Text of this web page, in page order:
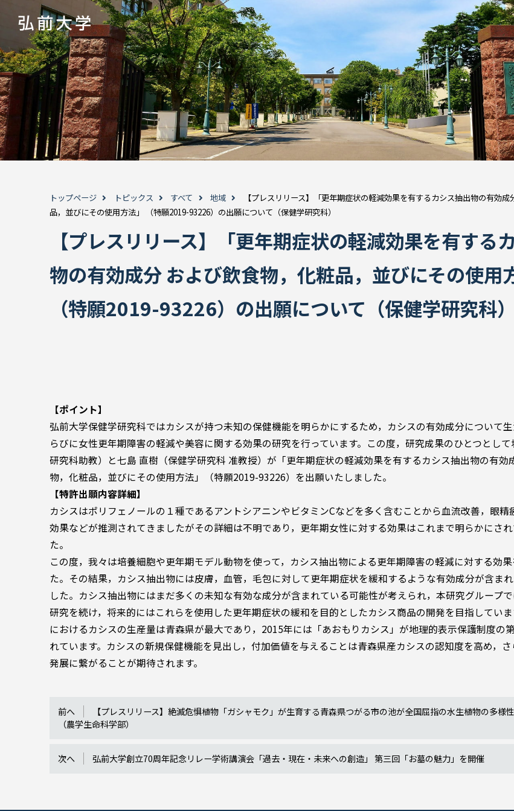
トップページ トピックス すべて 地域
【プレスリリース】「更年期症状の軽減効果を有するカシス抽出物の有効
品，並びにその使用方法」 （特願2019-93226）の出願について（保健学研究科）
【プレスリリース】「更年期症状の軽減効果を有する
物の有効成分 および飲食物，化粧品，並びにその使用
（特願2019-93226）の出願について（保健学研究科）
【ポイント】
弘前大学保健学研究科ではカシスが持つ未知の保健機能を明らかにするため，カシスの有効成分について
らびに女性更年期障害の軽減や美容に関する効果の研究を行っています。この度，研究成果のひとつとし
研究科助教）と七島 直樹（保健学研究科 准教授）が「更年期症状の軽減効果を有するカシス抽出物の有効
物，化粧品，並びにその使用方法」（特願2019-93226）を出願いたしました。
【特許出願内容詳細】
カシスはポリフェノールの１種であるアントシアニンやビタミンCなどを多く含むことから血流改善，眼精
効果などが推測されてきましたがその詳細は不明であり，更年期女性に対する効果はこれまで明らかにさ
た。
この度，我々は培養細胞や更年期モデル動物を使って，カシス抽出物による更年期障害の軽減に対する効
た。その結果，カシス抽出物には皮膚，血管，毛包に対して更年期症状を緩和するような有効成分が含ま
した。カシス抽出物にはまだ多くの未知な有効な成分が含まれている可能性が考えられ，本研究グループ
研究を続け，将来的にはこれらを使用した更年期症状の緩和を目的としたカシス商品の開発を目指してい
におけるカシスの生産量は青森県が最大であり，2015年には「あおもりカシス」が地理的表示保護制度の
れています。カシスの新規保健機能を見出し，付加価値を与えることは青森県産カシスの認知度を高め，
発展に繋がることが期待されます。
前へ
【プレスリリース】絶滅危惧植物「ガシャモク」が生育する青森県つがる市の池が全国屈指の水生植物の多様
（農学生命科学部）
次へ 弘前大学創立70周年記念リレー学術講演会「過去・現在・未来への創造」 第三回「お墓の魅力」を開催